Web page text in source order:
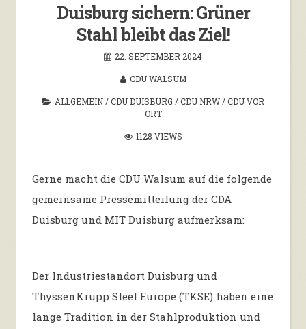
Duisburg sichern: Grüner
Stahl bleibt das Ziel!
22. SEPTEMBER 2024
CDU WALSUM
ALLGEMEIN/CDU DUISBURG /CDU NRW/CDU VOR
ORT
1128 VIEWS
Gerne macht die CDU Walsum auf die folgende
gemeinsame Pressemitteilung der CDA
Duisburg und MIT Duisburg aufmerksam:
Der Industriestandort Duisburg und
ThyssenKrupp Steel Europe (TKSE) haben eine
lange Tradition in der Stahlproduktion und